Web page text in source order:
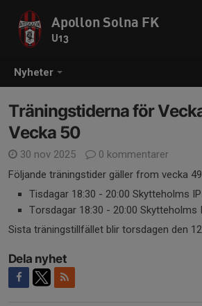
Nyheter
Apollon Solna FK
U13
Träningstiderna för
Vecka 50
30 nov 2025
0 kommentarer
Följande träningstider gäller from vecka
Tisdagar 18:30 - 20:00 Skytteholms
Torsdagar 18:30 - 20:00 Skytteholms
Sista träningstillfället blir torsdagen den
Dela nyhet